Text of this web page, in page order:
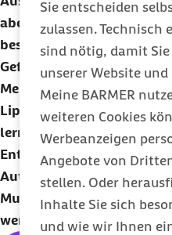
Sie entscheiden
zulassen. Technisch
sind nötig, damit
unserer Website
Meine BARMER
weiteren Cookies
Werbeanzeigen
Angebote von
stellen. Oder
Inhalte Sie sich
und wie wir Ihnen
aber vor allem eine
besonders in der
Gefühl von
Menschen haben selten
Lippen. Doch man kann es
lernen. Eine wichtige
Entspannungsübungen,
Autogenem Training,
Muskelentspannung oder
werden können.